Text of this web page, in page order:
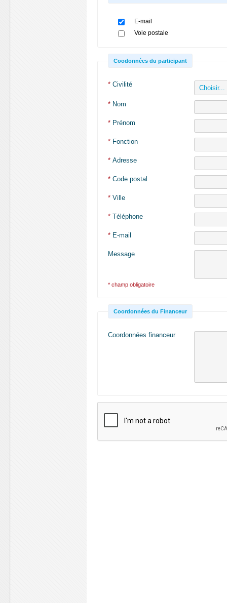
E-mail
Voie postale
Coodonnées du participant
* Civilité
* Nom
* Prénom
* Fonction
* Adresse
* Code postal
* Ville
* Téléphone
* E-mail
Message
* champ obligatoire
Coordonnées du Financeur
Coordonnées financeur